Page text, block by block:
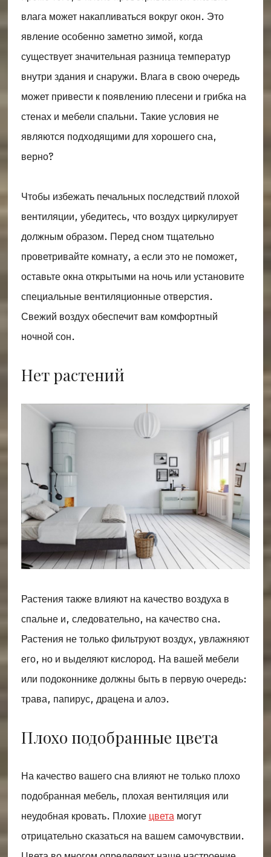
влага может накапливаться вокруг окон. Это
явление особенно заметно зимой, когда
существует значительная разница температур
внутри здания и снаружи. Влага в свою очередь
может привести к появлению плесени и грибка на
стенах и мебели спальни. Такие условия не
являются подходящими для хорошего сна,
верно?
Чтобы избежать печальных последствий плохой
вентиляции, убедитесь, что воздух циркулирует
должным образом. Перед сном тщательно
проветривайте комнату, а если это не поможет,
оставьте окна открытыми на ночь или установите
специальные вентиляционные отверстия.
Свежий воздух обеспечит вам комфортный
ночной сон.
Нет растений
Растения также влияют на качество воздуха в
спальне и, следовательно, на качество сна.
Растения не только фильтруют воздух, увлажняют
его, но и выделяют кислород. На вашей мебели
или подоконнике должны быть в первую очередь:
трава, папирус, драцена и алоэ.
Плохо подобранные цвета
На качество вашего сна влияют не только плохо
подобранная мебель, плохая вентиляция или
неудобная кровать. Плохие цветамогут
отрицательно сказаться на вашем самочувствии.